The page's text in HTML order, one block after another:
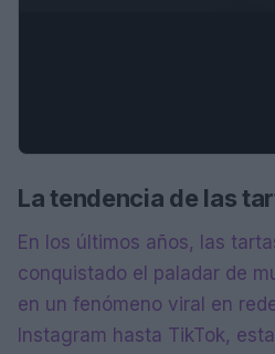
La tendencia de las
En los últimos años, las
conquistado el paladar de
en un fenómeno viral en
Instagram hasta TikTok,